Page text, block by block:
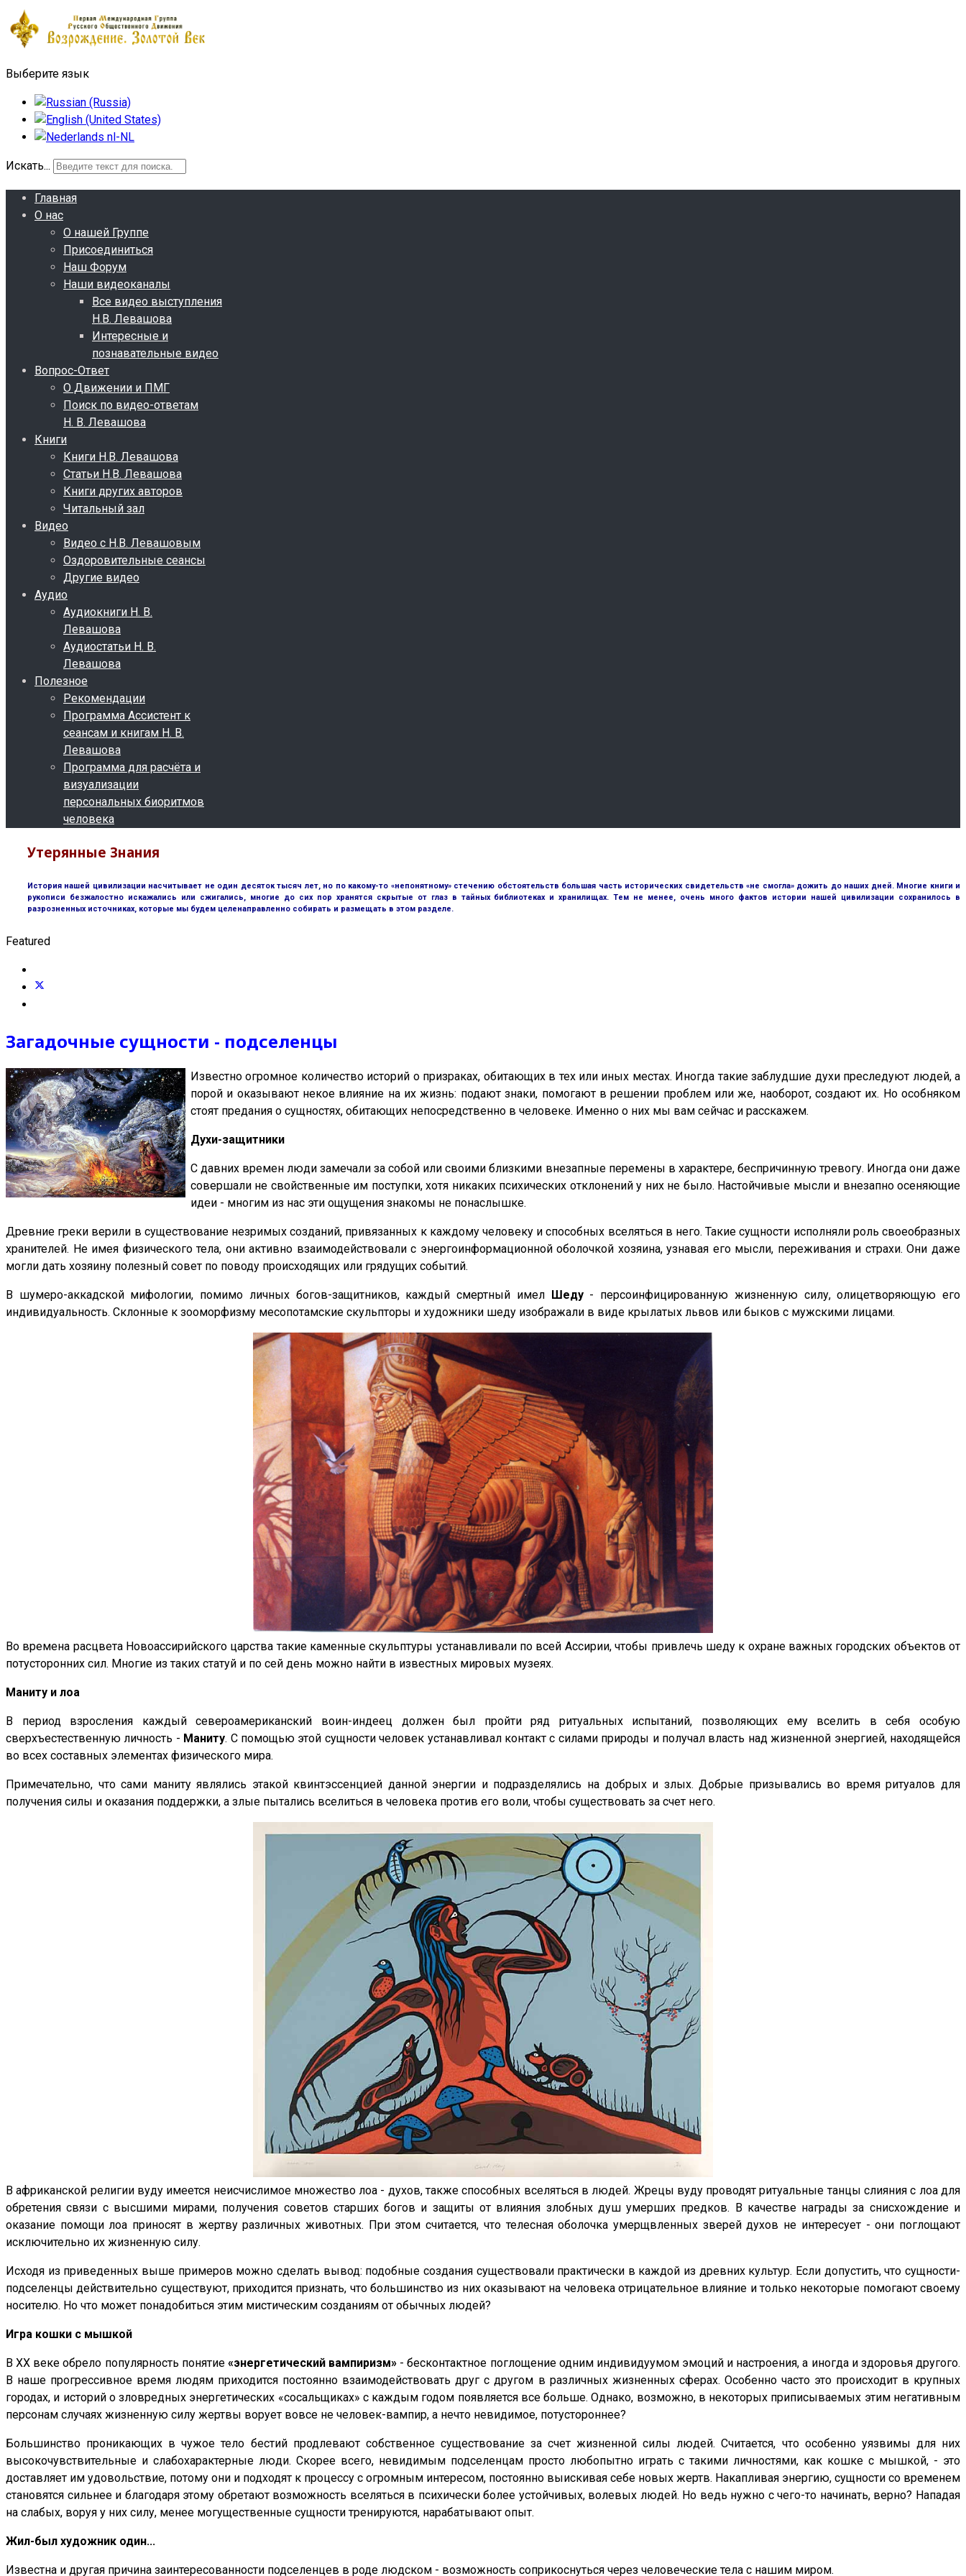
Выберите язык
Искать...
Главная
О нас
О нашей Группе
Присоединиться
Наш Форум
Наши видеоканалы
Все видео выступления
Н.В. Левашова
Интересные и
познавательные видео
Вопрос-Ответ
О Движении и ПМГ
Поиск по видео-ответам
Н. В. Левашова
Книги
Книги Н.В. Левашова
Статьи Н.В. Левашова
Книги других авторов
Читальный зал
Видео
Видео с Н.В. Левашовым
Оздоровительные сеансы
Другие видео
Аудио
Аудиокниги Н. В.
Левашова
Аудиостатьи Н. В.
Левашова
Полезное
Рекомендации
Программа Ассистент к
сеансам и книгам Н. В.
Левашова
Программа для расчёта и
визуализации
персональных биоритмов
человека
Утерянные Знания
История нашей цивилизации насчитывает не один десяток тысяч лет, но по какому-то «непонятному» стечению обстоятельств большая часть исторических свидетельств «не смогла» дожить до наших дней. Многие книги и
рукописи безжалостно искажались или сжигались, многие до сих пор хранятся скрытые от глаз в тайных библиотеках и хранилищах. Тем не менее, очень много фактов истории нашей цивилизации сохранилось в
разрозненных источниках, которые мы будем целенаправленно собирать и размещать в этом разделе.
Featured
Загадочные сущности - подселенцы
Известно огромное количество историй о призраках, обитающих в тех или иных местах. Иногда такие заблудшие духи преследуют людей, а
порой и оказывают некое влияние на их жизнь: подают знаки, помогают в решении проблем или же, наоборот, создают их. Но особняком
стоят предания о сущностях, обитающих непосредственно в человеке. Именно о них мы вам сейчас и расскажем.
Духи-защитники
С давних времен люди замечали за собой или своими близкими внезапные перемены в характере, беспричинную тревогу. Иногда они даже
совершали не свойственные им поступки, хотя никаких психических отклонений у них не было. Настойчивые мысли и внезапно осеняющие
идеи - многим из нас эти ощущения знакомы не понаслышке.
Древние греки верили в существование незримых созданий, привязанных к каждому человеку и способных вселяться в него. Такие сущности исполняли роль своеобразных
хранителей. Не имея физического тела, они активно взаимодействовали с энергоинформационной оболочкой хозяина, узнавая его мысли, переживания и страхи. Они даже
могли дать хозяину полезный совет по поводу происходящих или грядущих событий.
В шумеро-аккадской мифологии, помимо личных богов-защитников, каждый смертный имел Шеду- персоинфицированную жизненную силу, олицетворяющую его
индивидуальность. Склонные к зооморфизму месопотамские скульпторы и художники шеду изображали в виде крылатых львов или быков с мужскими лицами.
Во времена расцвета Новоассирийского царства такие каменные скульптуры устанавливали по всей Ассирии, чтобы привлечь шеду к охране важных городских объектов от
потусторонних сил. Многие из таких статуй и по сей день можно найти в известных мировых музеях.
Маниту и лоа
В период взросления каждый североамериканский воин-индеец должен был пройти ряд ритуальных испытаний, позволяющих ему вселить в себя особую
сверхъестественную личность - Маниту. С помощью этой сущности человек устанавливал контакт с силами природы и получал власть над жизненной энергией, находящейся
во всех составных элементах физического мира.
Примечательно, что сами маниту являлись этакой квинтэссенцией данной энергии и подразделялись на добрых и злых. Добрые призывались во время ритуалов для
получения силы и оказания поддержки, а злые пытались вселиться в человека против его воли, чтобы существовать за счет него.
В африканской религии вуду имеется неисчислимое множество лоа - духов, также способных вселяться в людей. Жрецы вуду проводят ритуальные танцы слияния с лоа для
обретения связи с высшими мирами, получения советов старших богов и защиты от влияния злобных душ умерших предков. В качестве награды за снисхождение и
оказание помощи лоа приносят в жертву различных животных. При этом считается, что телесная оболочка умерщвленных зверей духов не интересует - они поглощают
исключительно их жизненную силу.
Исходя из приведенных выше примеров можно сделать вывод: подобные создания существовали практически в каждой из древних культур. Если допустить, что сущности-
подселенцы действительно существуют, приходится признать, что большинство из них оказывают на человека отрицательное влияние и только некоторые помогают своему
носителю. Но что может понадобиться этим мистическим созданиям от обычных людей?
Игра кошки с мышкой
В XX веке обрело популярность понятие «энергетический вампиризм» - бесконтактное поглощение одним индивидуумом эмоций и настроения, а иногда и здоровья другого.
В наше прогрессивное время людям приходится постоянно взаимодействовать друг с другом в различных жизненных сферах. Особенно часто это происходит в крупных
городах, и историй о зловредных энергетических «сосальщиках» с каждым годом появляется все больше. Однако, возможно, в некоторых приписываемых этим негативным
персонам случаях жизненную силу жертвы ворует вовсе не человек-вампир, а нечто невидимое, потустороннее?
Большинство проникающих в чужое тело бестий продлевают собственное существование за счет жизненной силы людей. Считается, что особенно уязвимы для них
высокочувствительные и слабохарактерные люди. Скорее всего, невидимым подселенцам просто любопытно играть с такими личностями, как кошке с мышкой, - это
доставляет им удовольствие, потому они и подходят к процессу с огромным интересом, постоянно выискивая себе новых жертв. Накапливая энергию, сущности со временем
становятся сильнее и благодаря этому обретают возможность вселяться в психически более устойчивых, волевых людей. Но ведь нужно с чего-то начинать, верно? Нападая
на слабых, воруя у них силу, менее могущественные сущности тренируются, нарабатывают опыт.
Жил-был художник один...
Известна и другая причина заинтересованности подселенцев в роде людском - возможность соприкоснуться через человеческие тела с нашим миром.